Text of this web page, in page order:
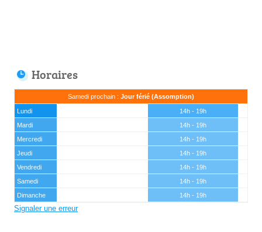
Horaires
Samedi prochain : Jour férié (Assomption)
Lundi
14h - 19h
Mardi
14h - 19h
Mercredi
14h - 19h
Jeudi
14h - 19h
Vendredi
14h - 19h
Samedi
14h - 19h
Dimanche
14h - 19h
Signaler une erreur